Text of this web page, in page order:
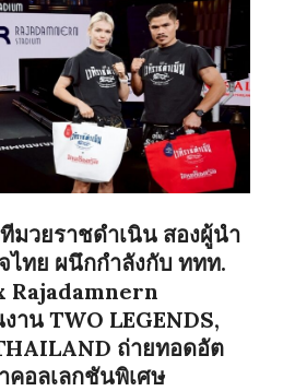
มวยราชดำเนิน สองผู้นำ
ไทย ผนึกกำลังกับ ททท.
Rajadamnern
าน TWO LEGENDS,
ถ่ายทอดอัต
คอลเลกชันพิเศษ